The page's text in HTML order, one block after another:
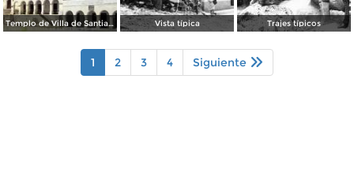
Templo de Villa de Santiago Vista típica Trajes típicos
1 2 3 4 Siguiente